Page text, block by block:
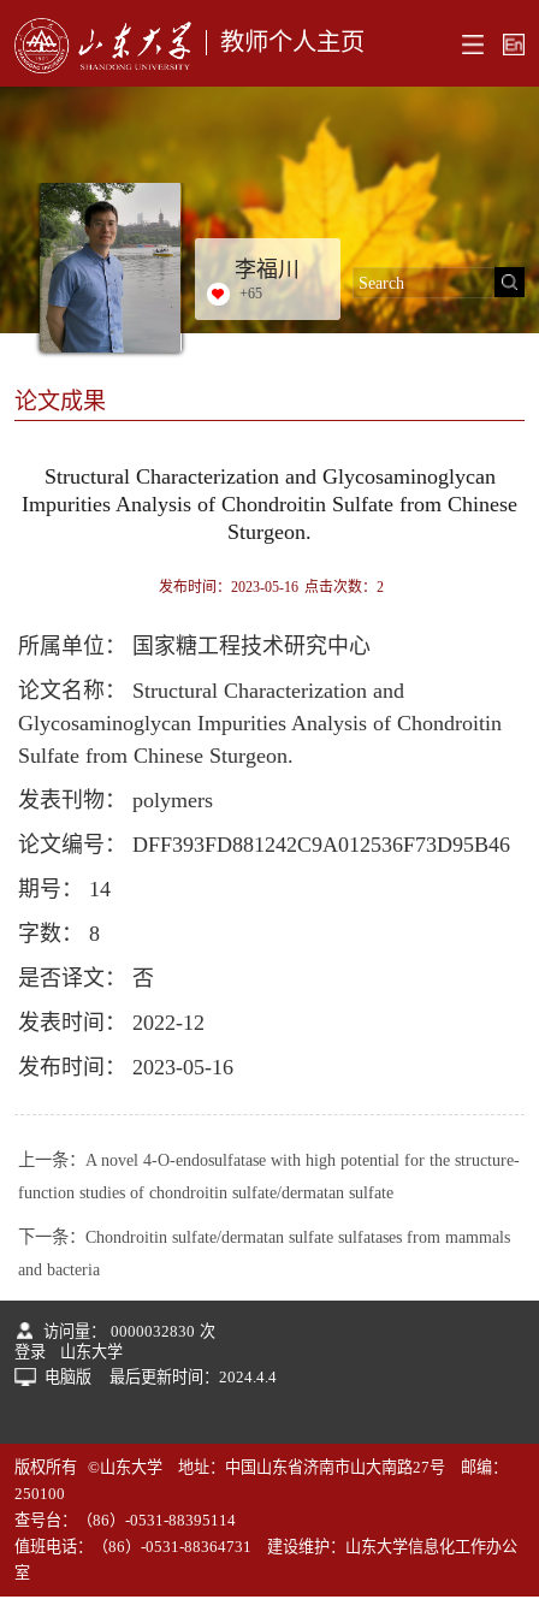
教师个人主页
李福川
+65
论文成果
Structural Characterization and Glycosaminoglycan
Impurities Analysis of Chondroitin Sulfate from Chinese
Sturgeon.
发布时间：2023-05-16 点击次数： 2
所属单位： 国家糖工程技术研究中心
论文名称： Structural Characterization and
Glycosaminoglycan Impurities Analysis of Chondroitin
Sulfate from Chinese Sturgeon.
发表刊物： polymers
论文编号： DFF393FD881242C9A012536F73D95B46
期号： 14
字数： 8
是否译文： 否
发表时间： 2022-12
发布时间： 2023-05-16
上一条： A novel 4-O-endosulfatase with high potential for the structure-
function studies of chondroitin sulfate/dermatan sulfate
下一条： Chondroitin sulfate/dermatan sulfate sulfatases from mammals
and bacteria
访问量： 0000032830 次
登录
山东大学
电脑版
最后更新时间： 2024. 4. 4
版权所有 ©山东大学 地址：中国山东省济南市山大南路27号 邮编：
250100
查号台：（86）-0531-88395114
值班电话：（86）-0531-88364731 建设维护：山东大学信息化工作办公
室